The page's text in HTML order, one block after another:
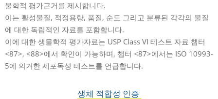
물학적 평가근거를 제시합니다.
이는 활성물질, 적정용량, 품질, 순도 그리고 분류된 각각의 물질
에 대한 독립적인 자료를 포함합니다.
이에 대한 생물학적 평가자료는 USP Class VI 테스트 자료 챕터
<87>, <88>에서 확인이 가능하며, 챕터 <87>에서는 ISO 10993-
5에 의거한 세포독성 테스트를 언급합니다.
생체 적합성 인증